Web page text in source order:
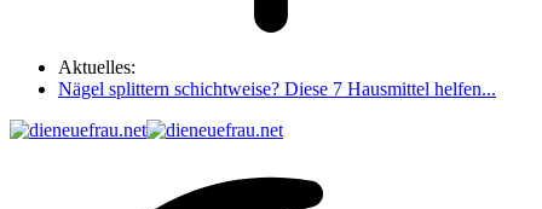
Aktuelles:
Nägel splittern schichtweise? Diese 7 Hausmittel helfen...